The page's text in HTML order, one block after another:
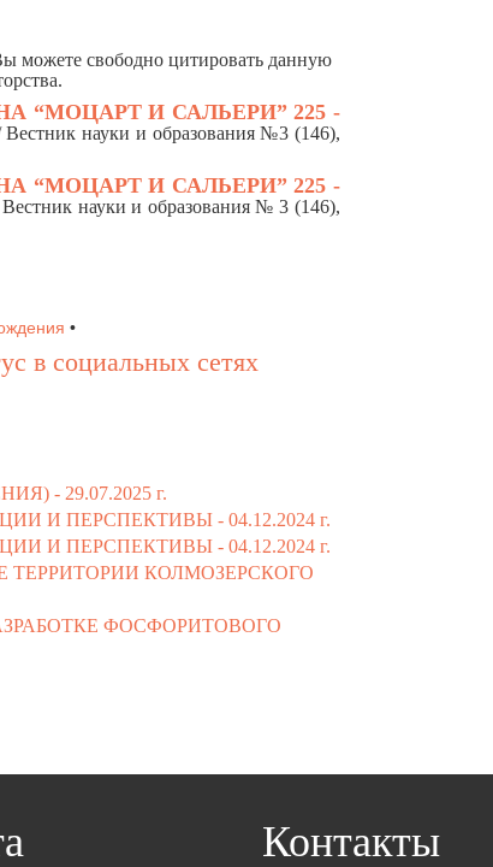
можете свободно цитировать данную
“МОЦАРТ И САЛЬЕРИ”225 -
Вестник науки и образования №3 (146),
“МОЦАРТ И САЛЬЕРИ”225 -
науки и образования № 3 (146),
•
в социальных сетях
- 29.07.2025 г.
И ПЕРСПЕКТИВЫ - 04.12.2024 г.
И ПЕРСПЕКТИВЫ - 04.12.2024 г.
КОЛМОЗЕРСКОГО
ФОСФОРИТОВОГО
Контакты